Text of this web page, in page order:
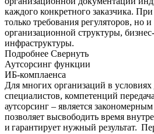
каждого конкретного заказчика.
только требования регуляторов, но
организационной структуры,
инфраструктуры.
Подробнее Свернуть
Аутсорсинг функции
ИБ-комплаенса
Для многих организаций в условиях
специалистов, компетенций
аутсорсинг – является
позволяет высвободить время
и гарантирует нужный результат.